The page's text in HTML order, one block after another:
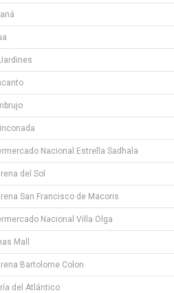
Nacional Estrella Sadhala
del Sol
San Francisco de Macoris
Nacional Villa Olga
Mall
Bartolome Colon
del Atlántico